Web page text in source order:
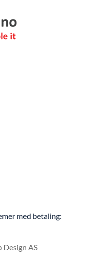
med betaling:
Design AS